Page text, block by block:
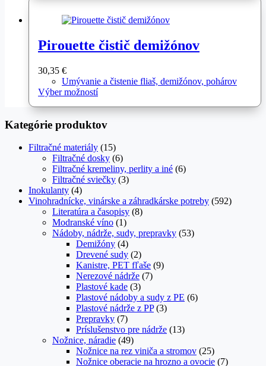
Pirouette čistič demižónov
30,35 €
Umývanie a čistenie fliaš, demižónov, pohárov
Výber možnostíTento
má
viacero
Možnosti
si
môžete
vybrať
stránke
produktu.
Kategórie produktov
Filtračné materiály (15)
Filtračné dosky (6)
Filtračné kremeliny, perlity a iné (6)
Filtračné sviečky (3)
Inokulanty (4)
Vinohradnícke, vinárske a záhradkárske potreby (592)
Literatúra a časopisy (8)
Modranské víno (1)
Nádoby, nádrže, sudy, prepravky (53)
Demižóny (4)
Drevené sudy (2)
Kanistre, PET fľaše (9)
Nerezové nádrže (7)
Plastové kade (3)
Plastové nádoby a sudy z PE (6)
Plastové nádrže z PP (3)
Prepravky (7)
Príslušenstvo pre nádrže (13)
Nožnice, náradie (49)
Nožnice na rez viniča a stromov (25)
Nožnice oberacie na hrozno a ovocie (7)